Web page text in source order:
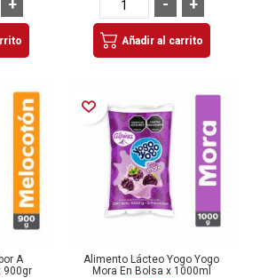
+ +
-
Añadir al carrito
A
900gr
Añadir a la Lista de Deseos
Alimento Lácteo Yogo Yogo
Mora En Bolsa x 1000ml